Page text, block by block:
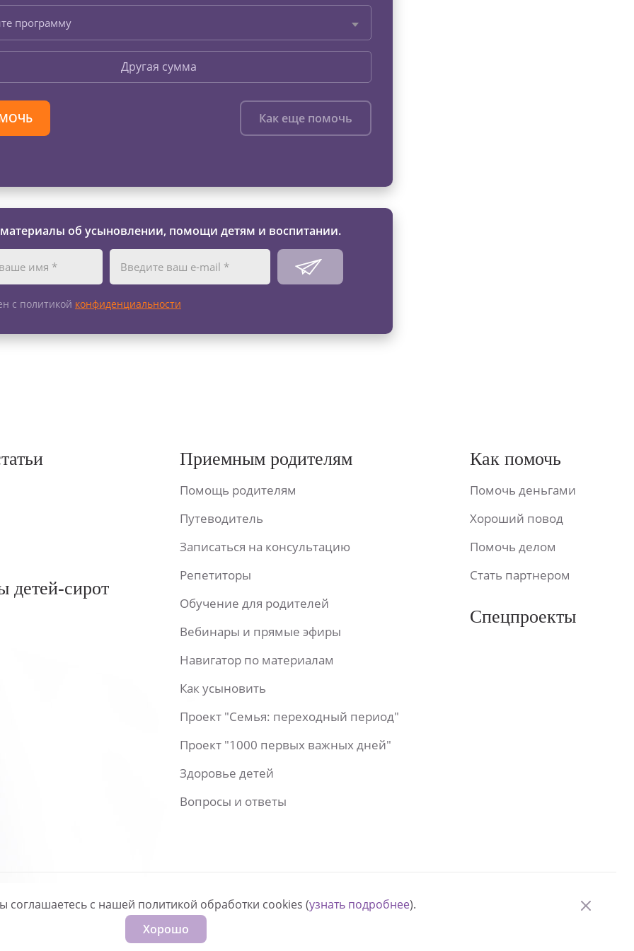
программу
Другая сумма
Как еще помочь
об усыновлении, помощи детям и воспитании.
с политикой конфиденциальности
детей-сирот
Приемным родителям
Помощь родителям
Путеводитель
Записаться на консультацию
Репетиторы
Обучение для родителей
Вебинары и прямые эфиры
Навигатор по материалам
Как усыновить
Проект "Семья: переходный период"
Проект "1000 первых важных дней"
Здоровье детей
Вопросы и ответы
Как помочь
Помочь деньгами
Хороший повод
Помочь делом
Стать партнером
Спецпроекты
соглашаетесь с нашей политикой обработки cookies (узнать подробнее).
Хорошо